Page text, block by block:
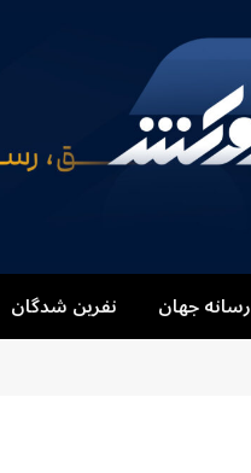
رسانه جهان نفرین شدگان